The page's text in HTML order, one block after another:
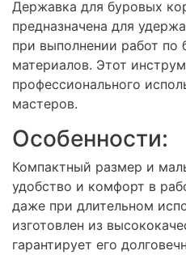
Державка для буровых
предназначена для
при выполнении работ по
материалов. Этот
профессионального
мастеров.
Особенности:
Компактный размер и
удобство и комфорт в
даже при длительном
изготовлен из
гарантирует его